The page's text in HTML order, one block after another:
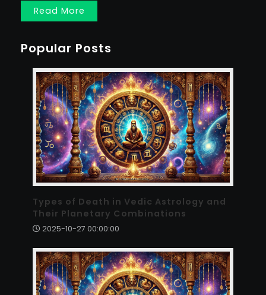
Read More
Popular Posts
Types of Death in Vedic Astrology and
Their Planetary Combinations
2025-10-27 00:00:00